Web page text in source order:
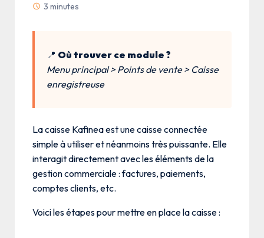
3 minutes
📍 Où trouver ce module ?
Menu principal > Points de vente > Caisse
enregistreuse
La caisse Kafinea est une caisse connectée
simple à utiliser et néanmoins très puissante. Elle
interagit directement avec les éléments de la
gestion commerciale : factures, paiements,
comptes clients, etc.
Voici les étapes pour mettre en place la caisse :